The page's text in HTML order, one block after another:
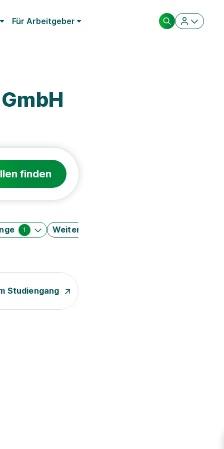
Für Arbeitgeber
finden
1 Weitere Filter
Studiengang